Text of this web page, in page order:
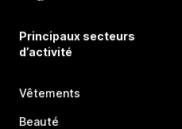
Principaux secteurs
d’activité
Vêtements
Beauté